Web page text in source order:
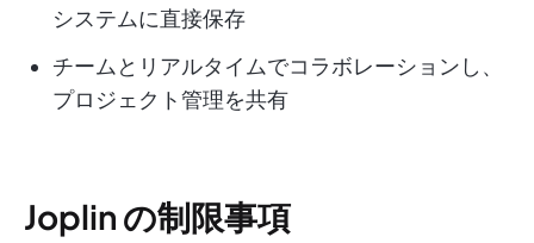
システムに直接保存
チームとリアルタイムでコラボレーションし、
プロジェクト管理を共有
Joplin の制限事項